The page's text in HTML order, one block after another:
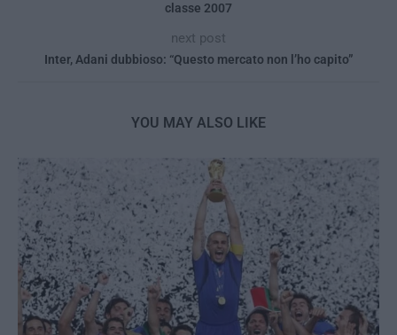
classe 2007
next post
Inter, Adani dubbioso: “Questo mercato non l’ho capito”
YOU MAY ALSO LIKE